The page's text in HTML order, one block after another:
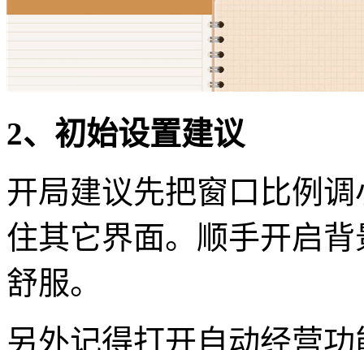
2、初始设置建议
开局建议先把窗口比例
住其它界面。顺手开启
舒服。
另外记得打开自动经营